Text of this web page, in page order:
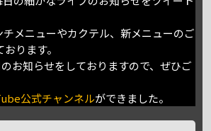
チメニューやカクテル、新メニューのご
ります。
お知らせをしておりますので、ぜひご
公式チャンネルができました。